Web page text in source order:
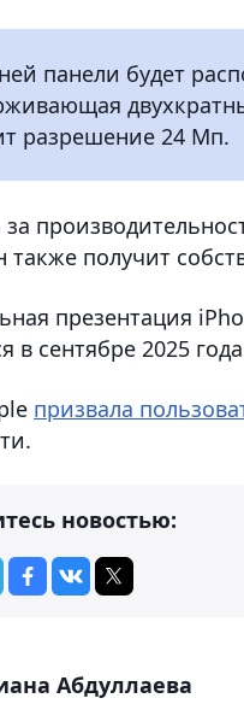
панели будет
разрешение 24 Мп.
за
также получит
презентация
в сентябре 2025
призвала
новостью:
Абдуллаева